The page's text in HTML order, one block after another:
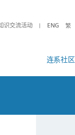
识交流活动 ENG 繁
连系社区